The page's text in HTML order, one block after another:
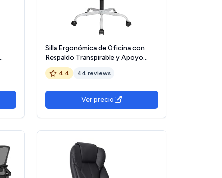
Silla Ergonómica de Oficina con
Respaldo Transpirable y Apoyo
Lumbar | Reposacabezas Ajustable,
Reposabrazos Regulables, Asiento
Escritorio, Teletrabajo y Estudio
4.4 44 reviews
Ver precio